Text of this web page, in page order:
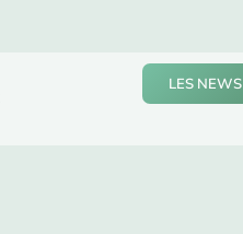
LES NEWS